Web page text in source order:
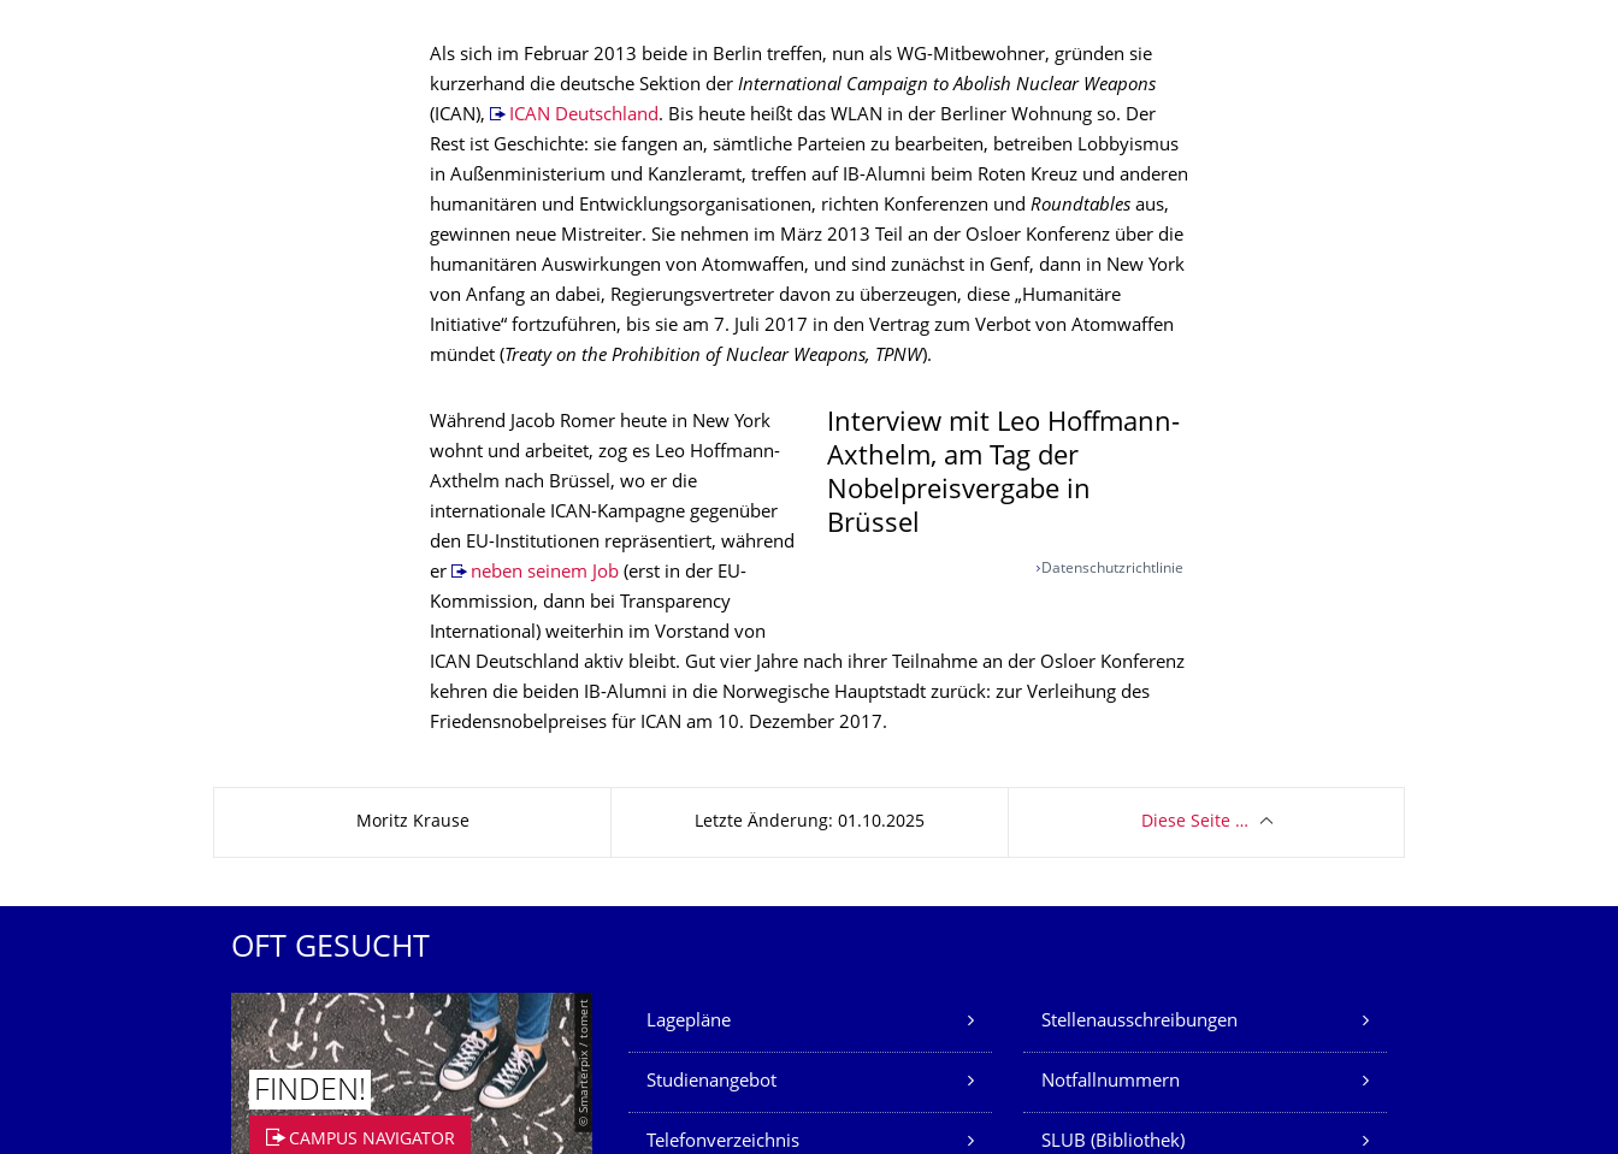
Als sich im Februar 2013 beide in Berlin treffen, nun als WG-Mitbewohner, gründen sie
kurzerhand die deutsche Sektion der International Campaign to Abolish Nuclear Weapons
(ICAN),
ICAN Deutschland. Bis heute heißt das WLAN in der Berliner Wohnung so. Der
Rest ist Geschichte: sie fangen an, sämtliche Parteien zu bearbeiten, betreiben Lobbyismus
in Außenministerium und Kanzleramt, treffen auf IB-Alumni beim Roten Kreuz und anderen
humanitären und Entwicklungsorganisationen, richten Konferenzen und Roundtables aus,
gewinnen neue Mistreiter. Sie nehmen im März 2013 Teil an der Osloer Konferenz über die
humanitären Auswirkungen von Atomwaffen, und sind zunächst in Genf, dann in New York
von Anfang an dabei, Regierungsvertreter davon zu überzeugen, diese „Humanitäre
Initiative“ fortzuführen, bis sie am 7. Juli 2017 in den Vertrag zum Verbot von Atomwaffen
mündet (Treaty on the Prohibition of Nuclear Weapons, TPNW).
Interview mit Leo Hoffmann-
Axthelm, am Tag der
Nobelpreisvergabe in
Brüssel
Datenschutzrichtlinie
Während Jacob Romer heute in New York
wohnt und arbeitet, zog es Leo Hoffmann-
Axthelm nach Brüssel, wo er die
internationale ICAN-Kampagne gegenüber
den EU-Institutionen repräsentiert, während
er
neben seinem Job(erst in der EU-
Kommission, dann bei Transparency
International) weiterhin im Vorstand von
ICAN Deutschland aktiv bleibt. Gut vier Jahre nach ihrer Teilnahme an der Osloer Konferenz
kehren die beiden IB-Alumni in die Norwegische Hauptstadt zurück: zur Verleihung des
Friedensnobelpreises für ICAN am 10. Dezember 2017.
Moritz Krause Letzte Änderung: 01.10.2025 Diese Seite …
OFT GESUCHT
© Smarterpix / tomert
FINDEN!
CAMPUS NAVIGATOR
Unsere Dienste
Lagepläne Stellenausschreibungen
Studienangebot Notfallnummern
Telefonverzeichnis SLUB (Bibliothek)